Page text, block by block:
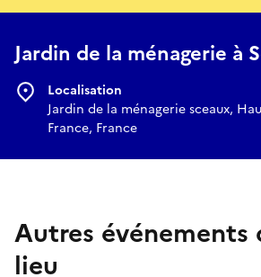
Jardin de la ménagerie à
Localisation
Jardin de la ménagerie sceaux,
France, France
Autres événements
lieu